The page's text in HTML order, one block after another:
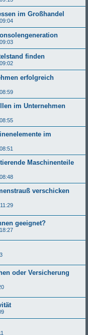
im Großhandel
finden
erfolgreich
im Unternehmen
im
Maschinenteile
verschicken
geeignet?
oder Versicherung